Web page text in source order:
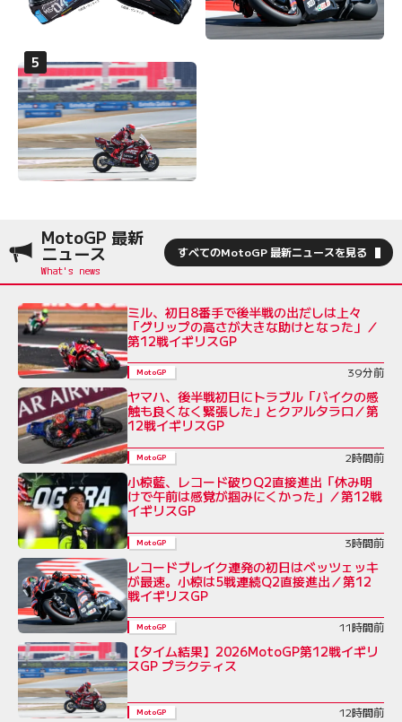
MotoGP 最新
ニュース すべてのMotoGP 最新ニュースを見る
ミル、初日8番手で後半戦の出だしは上々
「グリップの高さが大きな助けとなった」／
第12戦イギリスGP
MotoGP 39分前
ヤマハ、後半戦初日にトラブル「バイクの感
触も良くなく緊張した」とクアルタラロ／第
12戦イギリスGP
MotoGP 2時間前
小椋藍、レコード破りQ2直接進出「休み明
けで午前は感覚が掴みにくかった」／第12戦
イギリスGP
MotoGP 3時間前
レコードブレイク連発の初日はベッツェッキ
が最速。小椋は5戦連続Q2直接進出／第12
戦イギリスGP
MotoGP 11時間前
【タイム結果】2026MotoGP第12戦イギリ
スGP プラクティス
MotoGP 12時間前